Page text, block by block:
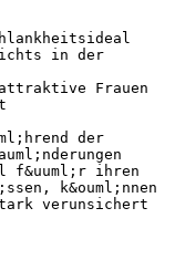
in der
Frauen
der
f&uuml;r ihren
k&ouml;nnen
verunsichert